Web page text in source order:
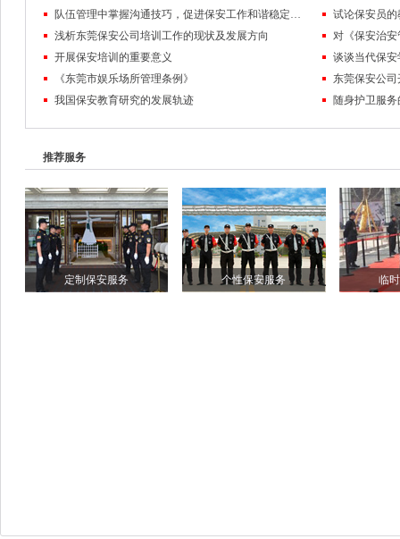
队伍管理中掌握沟通技巧，促进保安工作和谐稳定发展
试论保安员
浅析东莞保安公司培训工作的现状及发展方向
对《保安治
开展保安培训的重要意义
谈谈当代保
《东莞市娱乐场所管理条例》
东莞保安公
我国保安教育研究的发展轨迹
随身护卫服
推荐服务
定制保安服务 个性保安服务 临